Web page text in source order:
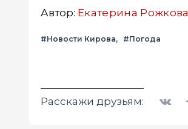
Автор: Екатерина Рожкова
#Новости Кирова #Погода
Расскажи друзьям: